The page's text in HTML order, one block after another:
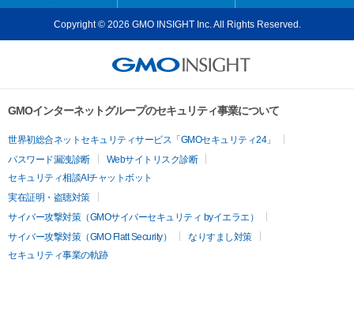
Copyright © 2026 GMO INSIGHT Inc. All Rights Reserved.
GMOインターネットグループのセキュリティ事業について
世界初総合ネットセキュリティサービス「GMOセキュリティ24」
パスワード漏洩診断
Webサイトリスク診断
セキュリティ相談AIチャットボット
実在証明・盗聴対策
サイバー攻撃対策（GMOサイバーセキュリティ byイエラエ）
サイバー攻撃対策（GMO Flatt Security）
なりすまし対策
セキュリティ事業の軌跡